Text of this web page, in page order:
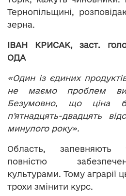
Тернопільщині,
зерна.
ІВАН КРИСАК, заст.
ОДА
«Один із єдиних
не маємо проблем
Безумовно, що ціна
п’ятнадцять-двадцять
минулого року».
Область, запевняють
повністю
культурами. Тому аграрії
трохи змінити курс.